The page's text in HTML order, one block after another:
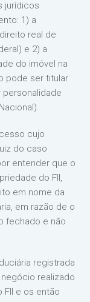
jurídicos
1) a
real de
e 2) a
do imóvel na
pode ser titular
cujo
do caso
entender que o
do FII,
em nome da
em razão de o
fechado e não
registrada
realizado
e os então